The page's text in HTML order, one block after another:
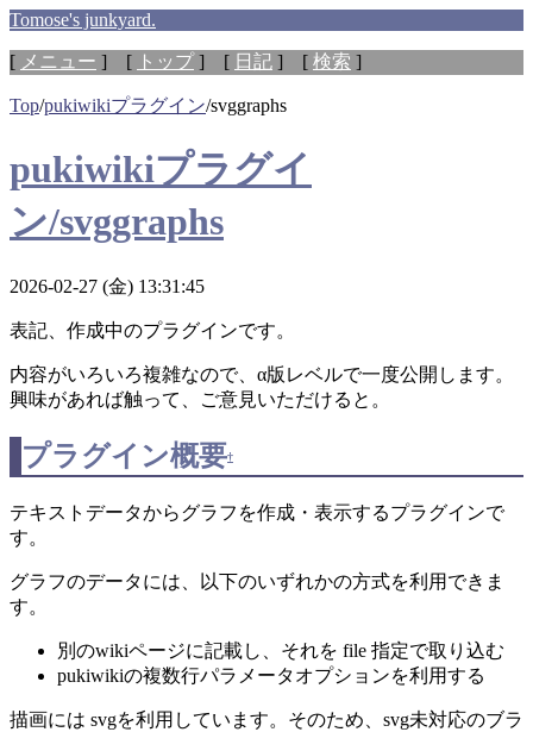
Tomose's junkyard.
[ メニュー ] [ トップ] [ 日記 ] [ 検索 ]
Top/pukiwikiプラグイン/svggraphs
pukiwikiプラグイ
ン/svggraphs
2026-02-27 (金) 13:31:45
表記、作成中のプラグインです。
内容がいろいろ複雑なので、α版レベルで一度公開します。
興味があれば触って、ご意見いただけると。
プラグイン概要†
テキストデータからグラフを作成・表示するプラグインで
す。
グラフのデータには、以下のいずれかの方式を利用できま
す。
別のwikiページに記載し、それを file 指定で取り込む
pukiwikiの複数行パラメータオプションを利用する
描画には svgを利用しています。そのため、svg未対応のブラ